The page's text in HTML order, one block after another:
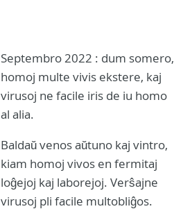
Septembro 2022 : dum somero,
homoj multe vivis ekstere, kaj
virusoj ne facile iris de iu homo
al alia.
Baldaŭ venos aŭtuno kaj vintro,
kiam homoj vivos en fermitaj
loĝejoj kaj laborejoj. Verŝajne
virusoj pli facile multobliĝos.